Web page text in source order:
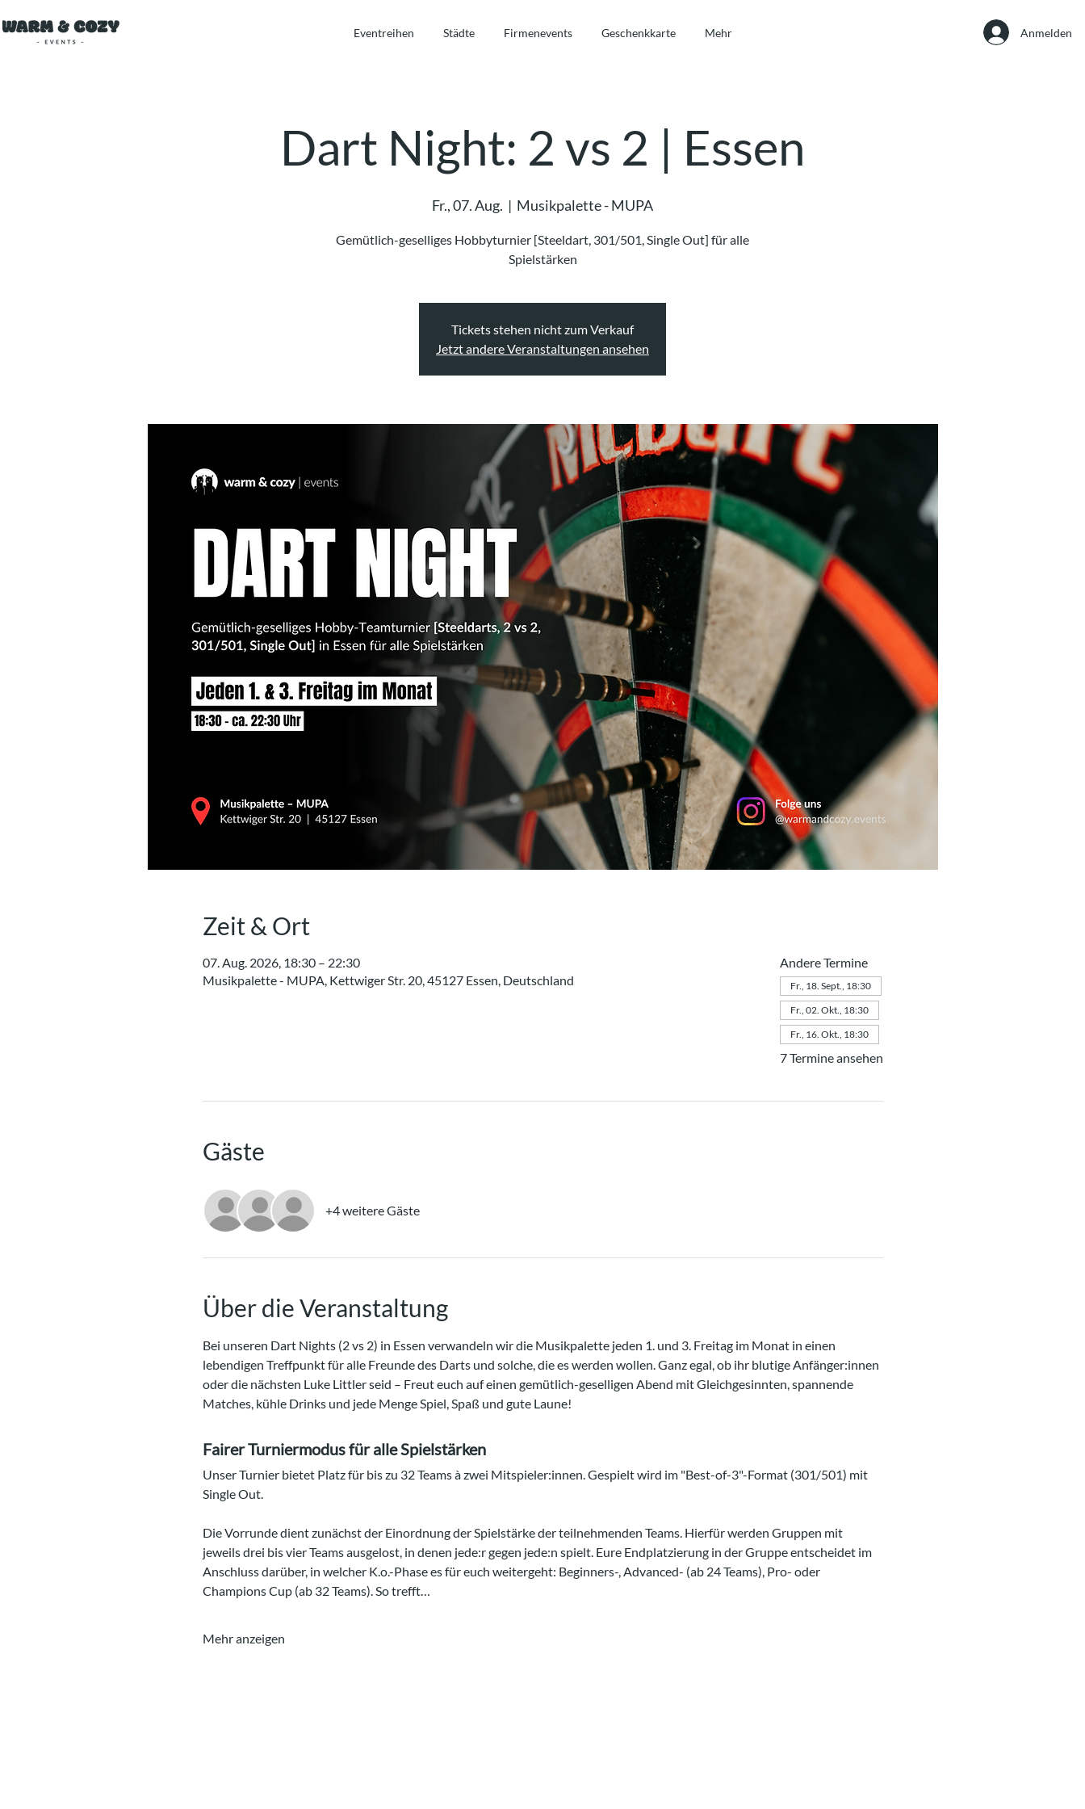
Anmelden
Eventreihen Städte Firmenevents Geschenkkarte Mehr
Dart Night: 2 vs 2 | Essen
Fr., 07. Aug.
  |
Musikpalette - MUPA
Gemütlich-geselliges Hobbyturnier [Steeldart, 301/501, Single Out] für alle
Spielstärken
Tickets stehen nicht zum Verkauf
Jetzt andere Veranstaltungen ansehen
Zeit & Ort
07. Aug. 2026, 18:30 – 22:30
Musikpalette - MUPA, Kettwiger Str. 20, 45127 Essen, Deutschland
Andere Termine
Fr., 18. Sept., 18:30
Fr., 02. Okt., 18:30
Fr., 16. Okt., 18:30
7 Termine ansehen
Gäste
+4 weitere Gäste
Über die Veranstaltung
Bei unseren Dart Nights (2 vs 2) in Essen verwandeln wir die Musikpalette jeden 1. und 3. Freitag im Monat in einen
lebendigen Treffpunkt für alle Freunde des Darts und solche, die es werden wollen. Ganz egal, ob ihr blutige Anfänger:innen
oder die nächsten Luke Littler seid – Freut euch auf einen gemütlich-geselligen Abend mit Gleichgesinnten, spannende
Matches, kühle Drinks und jede Menge Spiel, Spaß und gute Laune!
Fairer Turniermodus für alle Spielstärken
Unser Turnier bietet Platz für bis zu 32 Teams à zwei Mitspieler:innen. Gespielt wird im "Best-of-3"-Format (301/501) mit
Single Out.
Die Vorrunde dient zunächst der Einordnung der Spielstärke der teilnehmenden Teams. Hierfür werden Gruppen mit
jeweils drei bis vier Teams ausgelost, in denen jede:r gegen jede:n spielt. Eure Endplatzierung in der Gruppe entscheidet im
Anschluss darüber, in welcher K.o.-Phase es für euch weitergeht: Beginners-, Advanced- (ab 24 Teams), Pro- oder
Champions Cup (ab 32 Teams). So trefft…
Mehr anzeigen